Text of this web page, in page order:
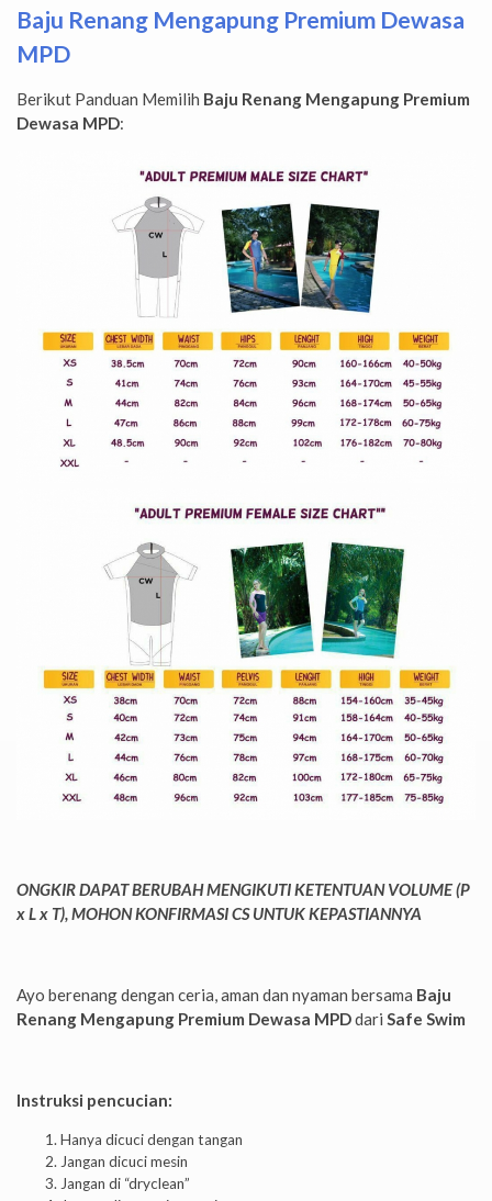
Baju Renang Mengapung Premium Dewasa
MPD
Berikut Panduan Memilih Baju Renang Mengapung Premium
Dewasa MPD:
ONGKIR DAPAT BERUBAH MENGIKUTI KETENTUAN VOLUME (P
x L x T), MOHON KONFIRMASI CS UNTUK KEPASTIANNYA
Ayo berenang dengan ceria, aman dan nyaman bersama Baju
Renang Mengapung Premium Dewasa MPDdari Safe Swim
Instruksi pencucian:
Hanya dicuci dengan tangan
Jangan dicuci mesin
Jangan di “dryclean”